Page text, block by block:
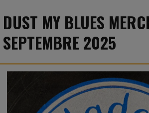
DUST MY BLUES
SEPTEMBRE 2025